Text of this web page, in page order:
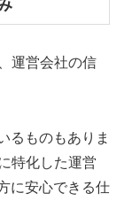
運営会社の信
るものもありま
特化した運営
に安心できる仕